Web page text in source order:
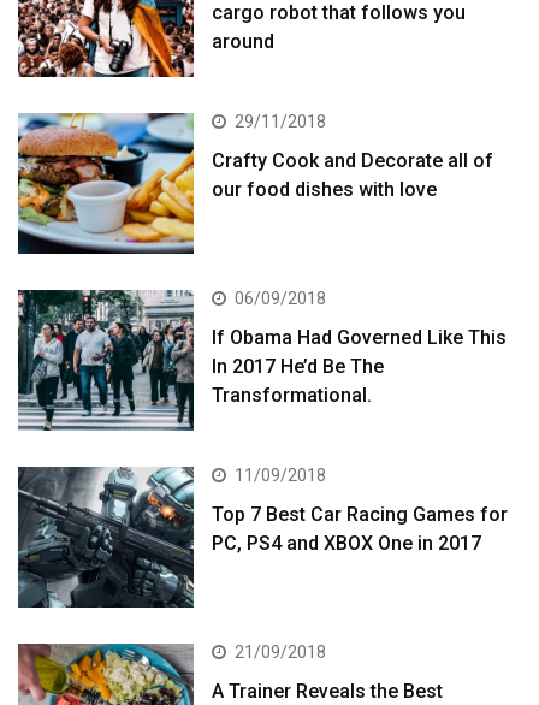
cargo robot that follows you
around
29/11/2018
Crafty Cook and Decorate all of
our food dishes with love
06/09/2018
If Obama Had Governed Like This
In 2017 He’d Be The
Transformational.
11/09/2018
Top 7 Best Car Racing Games for
PC, PS4 and XBOX One in 2017
21/09/2018
A Trainer Reveals the Best